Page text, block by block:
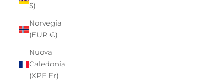
$)
Norvegia
(EUR €)
Nuova
Caledonia
(XPF Fr)